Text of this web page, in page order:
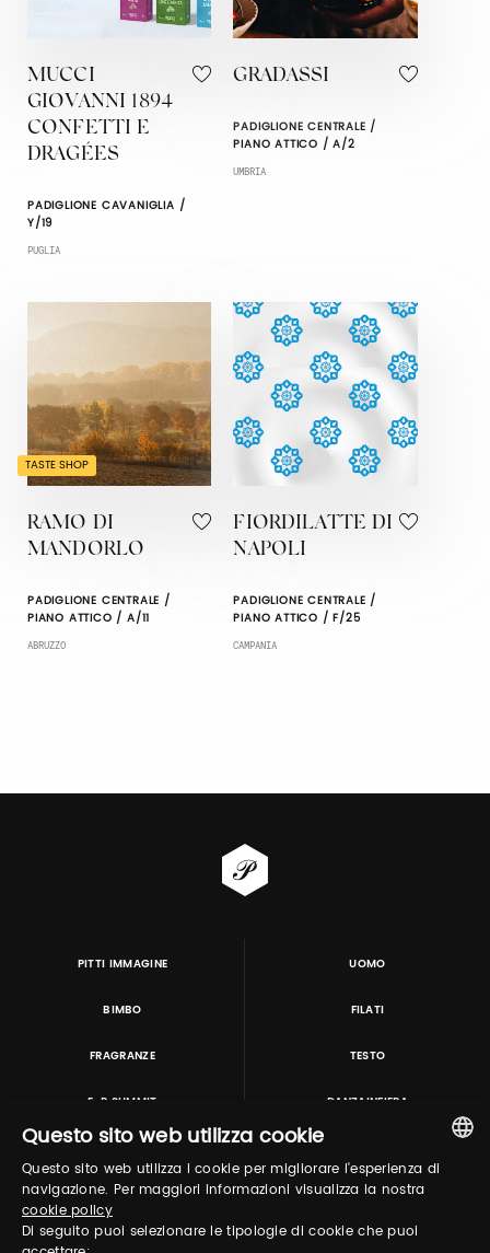
MUCCI
GIOVANNI 1894
CONFETTI E
DRAGÉES
PADIGLIONE CAVANIGLIA /
Y/19
PUGLIA
GRADASSI
PADIGLIONE CENTRALE /
PIANO ATTICO / A/2
UMBRIA
TASTE SHOP
RAMO DI
MANDORLO
PADIGLIONE CENTRALE /
PIANO ATTICO / A/11
ABRUZZO
FIORDILATTE DI
NAPOLI
PADIGLIONE CENTRALE /
PIANO ATTICO / F/25
CAMPANIA
PITTI IMMAGINE UOMO
BIMBO FILATI
FRAGRANZE TESTO
E-P SUMMIT DANZAINFIERA
TUTORING & CONSULTING
ITALIAN
Questo sito web utilizza cookie
Questo sito web utilizza i cookie per migliorare l'esperienza di
navigazione. Per maggiori informazioni visualizza la nostra
cookie policy
Di seguito puoi selezionare le tipologie di cookie che puoi